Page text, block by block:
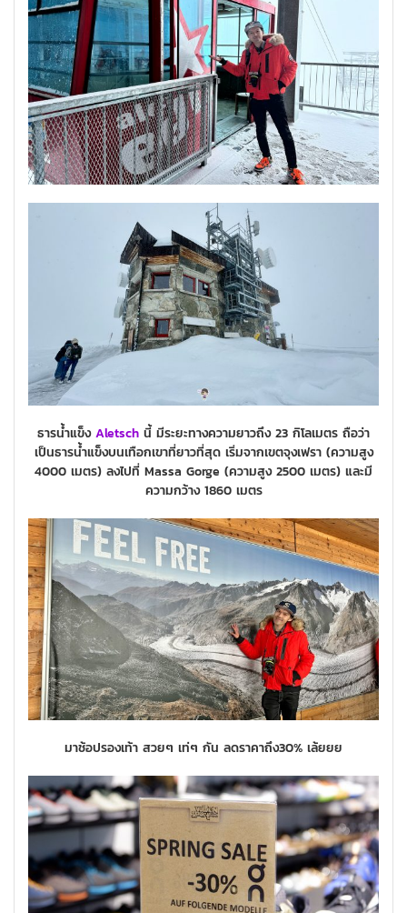
ธารน้ำแข็งAletsch นี้ มีระยะทางความยาวถึง 23 กิโลเมตร ถือว่า
เป็นธารน้ำแข็งบนเทือกเขาที่ยาวที่สุด เริ่มจากเขตจุงเฟรา (ความสูง
4000 เมตร) ลงไปที่ Massa Gorge (ความสูง 2500 เมตร) และมี
ความกว้าง 1860 เมตร
มาช้อปรองเท้า สวยๆ เท่ๆ กัน ลดราคาถึง30% เล้ยยย